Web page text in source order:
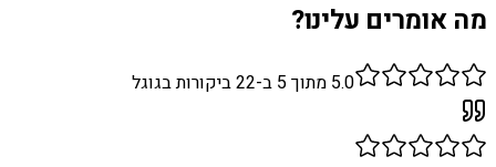
מה אומרים עלינו?
5.0 מתוך 5 ב- 22ביקורות בגוגל